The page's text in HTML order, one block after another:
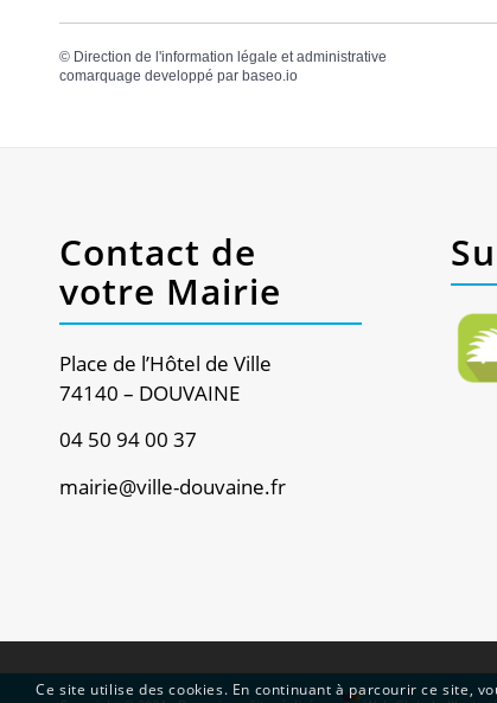
© Direction de l'information légale et administrative
comarquage developpé par baseo.io
Contact de
votre Mairie
Place de l’Hôtel de Ville
74140 – DOUVAINE
04 50 94 00 37
mairie@ville-douvaine.fr
Ce site utilise des cookies. En continuant à parcourir ce site,